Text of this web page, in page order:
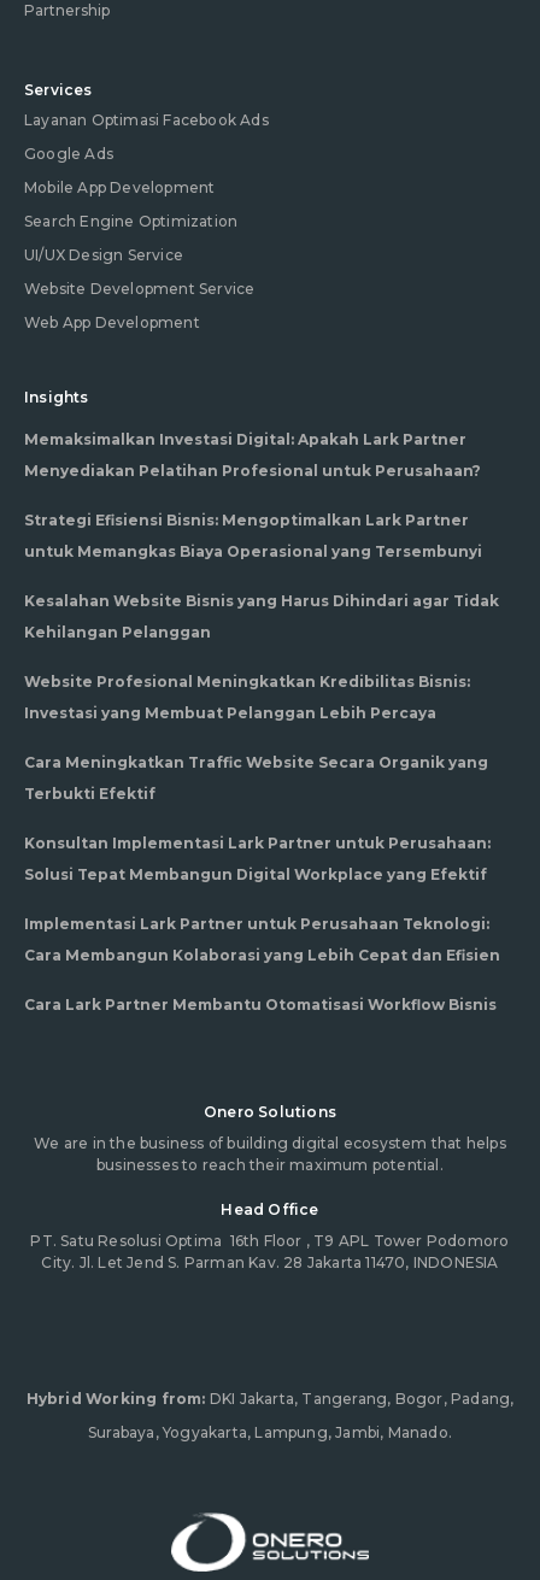
Partnership
Services
Layanan Optimasi Facebook Ads
Google Ads
Mobile App Development
Search Engine Optimization
UI/UX Design Service
Website Development Service
Web App Development
Insights
Memaksimalkan Investasi Digital: Apakah Lark Partner
Menyediakan Pelatihan Profesional untuk Perusahaan?
Strategi Efisiensi Bisnis: Mengoptimalkan Lark Partner
untuk Memangkas Biaya Operasional yang Tersembunyi
Kesalahan Website Bisnis yang Harus Dihindari agar Tidak
Kehilangan Pelanggan
Website Profesional Meningkatkan Kredibilitas Bisnis:
Investasi yang Membuat Pelanggan Lebih Percaya
Cara Meningkatkan Traffic Website Secara Organik yang
Terbukti Efektif
Konsultan Implementasi Lark Partner untuk Perusahaan:
Solusi Tepat Membangun Digital Workplace yang Efektif
Implementasi Lark Partner untuk Perusahaan Teknologi:
Cara Membangun Kolaborasi yang Lebih Cepat dan Efisien
Cara Lark Partner Membantu Otomatisasi Workflow Bisnis
Onero Solutions
We are in the business of building digital ecosystem that helps
businesses to reach their maximum potential.
Head Office
PT. Satu Resolusi Optima 16th Floor , T9 APL Tower Podomoro
City. Jl. Let Jend S. Parman Kav. 28 Jakarta 11470, INDONESIA
Hybrid Working from: DKI Jakarta, Tangerang, Bogor, Padang,
Surabaya, Yogyakarta, Lampung, Jambi, Manado.